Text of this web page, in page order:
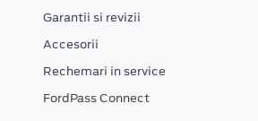
Garantii si revizii
Accesorii
Rechemari in service
FordPass Connect